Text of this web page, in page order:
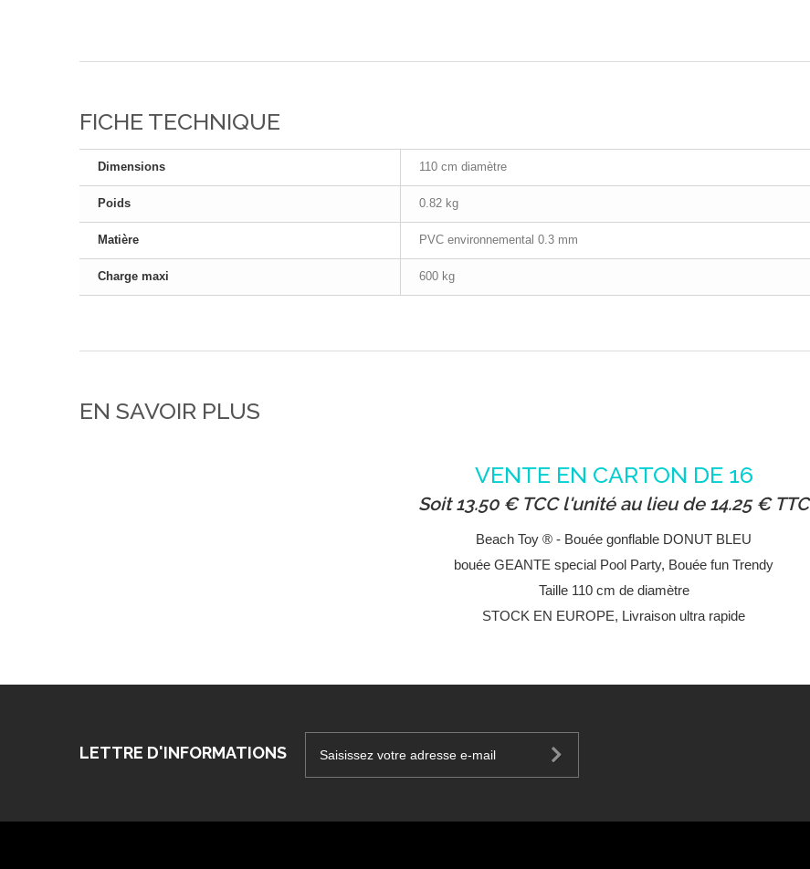
FICHE TECHNIQUE
Dimensions 110 cm diamètre
Poids 0.82 kg
Matière PVC environnemental 0.3 mm
Charge maxi 600 kg
EN SAVOIR PLUS
VENTE EN CARTON DE 16
Soit 13.50 € TCC l'unité au lieu de 14.25 € TTC
Beach Toy ® - Bouée gonflable DONUT BLEU
bouée GEANTE special Pool Party, Bouée fun Trendy
Taille 110 cm de diamètre
STOCK EN EUROPE, Livraison ultra rapide
LETTRE D'INFORMATIONS